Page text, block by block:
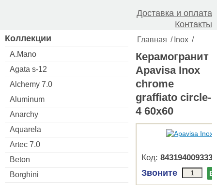
Доставка и оплата
Контакты
Коллекции
A.Mano
Agata s-12
Alchemy 7.0
Aluminum
Anarchy
Aquarela
Artec 7.0
Beton
Borghini
Главная / Inox /
Керамогранит
Apavisa Inox
chrome
graffiato circle-
4 60x60
Код: 8431940093333
Звоните В